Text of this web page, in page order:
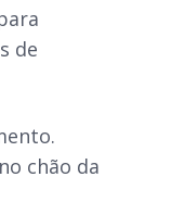
de
chão da